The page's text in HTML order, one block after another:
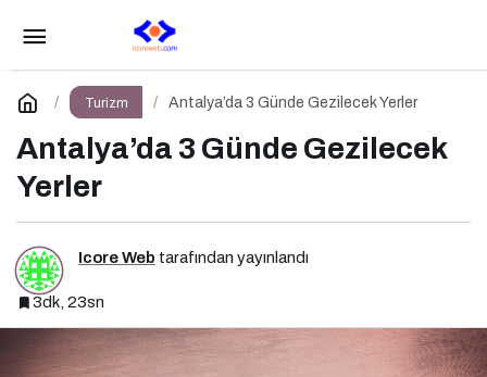
Turizm Antalya’da 3 Günde Gezilecek Yerler
Antalya’da 3 Günde Gezilecek
Yerler
Icore Web tarafından yayınlandı
3dk, 23sn
Muratpaşa İlçesi